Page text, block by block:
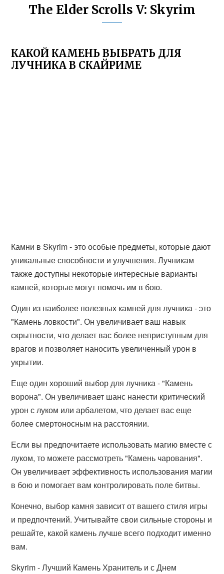
The Elder Scrolls V: Skyrim
КАКОЙ КАМЕНЬ ВЫБРАТЬ ДЛЯ
ЛУЧНИКА В СКАЙРИМЕ
Камни в Skyrim - это особые предметы, которые дают
уникальные способности и улучшения. Лучникам
также доступны некоторые интересные варианты
камней, которые могут помочь им в бою.
Один из наиболее полезных камней для лучника - это
"Камень ловкости". Он увеличивает ваш навык
скрытности, что делает вас более неприступным для
врагов и позволяет наносить увеличенный урон в
укрытии.
Еще один хороший выбор для лучника - "Камень
ворона". Он увеличивает шанс нанести критический
урон с луком или арбалетом, что делает вас еще
более смертоносным на расстоянии.
Если вы предпочитаете использовать магию вместе с
луком, то можете рассмотреть "Камень чарования".
Он увеличивает эффективность использования магии
в бою и помогает вам контролировать поле битвы.
Конечно, выбор камня зависит от вашего стиля игры
и предпочтений. Учитывайте свои сильные стороны и
решайте, какой камень лучше всего подходит именно
вам.
Skyrim - Лучший Камень Хранитель и с Днем